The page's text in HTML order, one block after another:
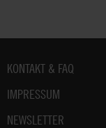
Fußbereich
KONTAKT & FAQ
IMPRESSUM
NEWSLETTER